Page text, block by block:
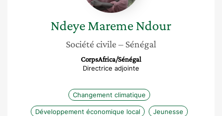
Ndeye MaremeNdour
Société civile – Sénégal
CorpsAfrica/Sénégal
Directrice adjointe
Changement climatique
Développement économique local Jeunesse